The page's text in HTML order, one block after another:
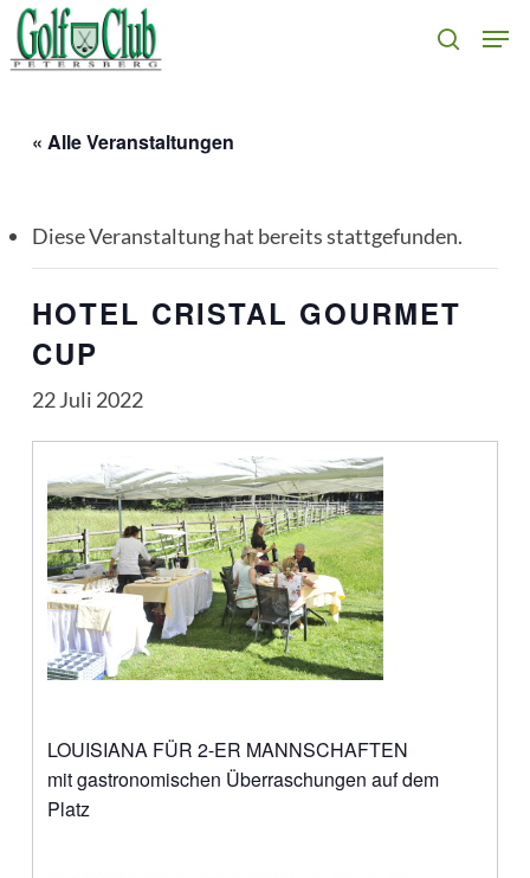
Skip
to
search
« Alle Veranstaltungen
Diese Veranstaltung hat bereits stattgefunden.
HOTEL CRISTAL GOURMET
CUP
22 Juli 2022
LOUISIANA FÜR 2-ER MANNSCHAFTEN
mit gastronomischen Überraschungen auf dem
Platz